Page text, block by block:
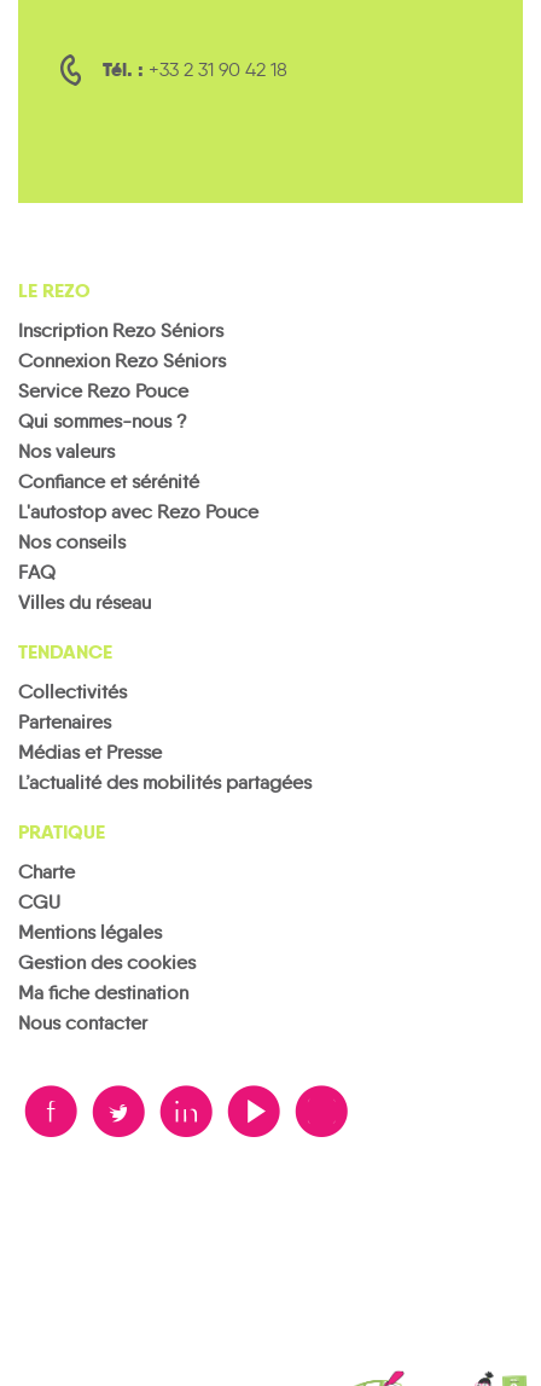
Tél. : +33 2 31 90 42 18
LE REZO
Inscription Rezo Séniors
Connexion Rezo Séniors
Service Rezo Pouce
Qui sommes-nous ?
Nos valeurs
Confiance et sérénité
L'autostop avec Rezo Pouce
Nos conseils
FAQ
Villes du réseau
TENDANCE
Collectivités
Partenaires
Médias et Presse
L’actualité des mobilités partagées
PRATIQUE
Charte
CGU
Mentions légales
Gestion des cookies
Ma fiche destination
Nous contacter
B A D F V